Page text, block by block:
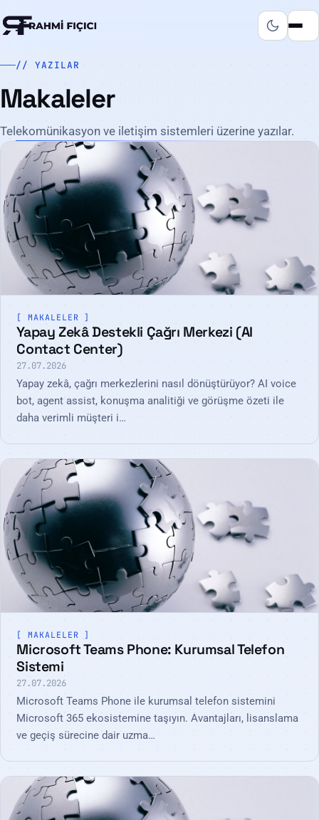
// YAZILAR
Makaleler
Telekomünikasyon ve iletişim sistemleri üzerine yazılar.
MAKALELER
Yapay Zekâ Destekli Çağrı Merkezi (AI
Contact Center)
27.07.2026
Yapay zekâ, çağrı merkezlerini nasıl dönüştürüyor? AI voice
bot, agent assist, konuşma analitiği ve görüşme özeti ile
daha verimli müşteri i…
MAKALELER
Microsoft Teams Phone: Kurumsal Telefon
Sistemi
27.07.2026
Microsoft Teams Phone ile kurumsal telefon sistemini
Microsoft 365 ekosistemine taşıyın. Avantajları, lisanslama
ve geçiş sürecine dair uzma…